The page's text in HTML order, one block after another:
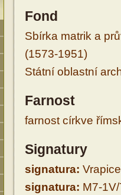
Fond
Sbírka matrik a
(1573-1951)
Státní oblastní
Farnost
farnost církve
Signatury
signatura:
signatura: M7-